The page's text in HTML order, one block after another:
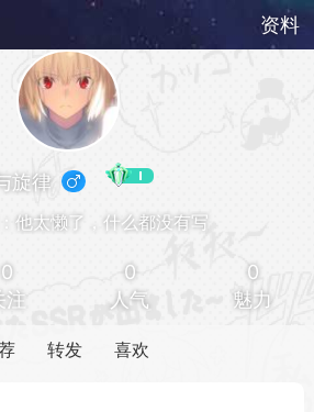
资料
旋律
他太懒了，什么都没有写
0
注
0
人气
0
魅力
转发 喜欢